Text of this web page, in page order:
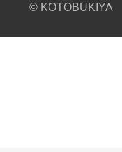
© KOTOBUKIYA